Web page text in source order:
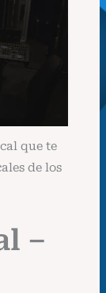
que te
de los
–